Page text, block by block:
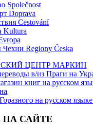
Společnost
Doprava
Cestování
Kultura
Regiony Česka
САЙТЕ